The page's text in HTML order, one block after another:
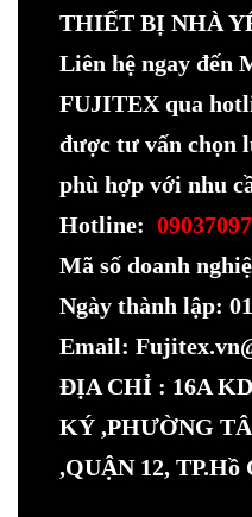
THIẾT BỊ NHÀ
Liên hệ ngay đến
FUJITEX qua
được tư vấn chọn
phù hợp với nhu
Hotline:
Mã số doanh
Ngày thành lập:
Email:
ĐỊA CHỈ : 16A
KÝ ,PHƯỜNG
,QUẬN 12, TP.Hồ